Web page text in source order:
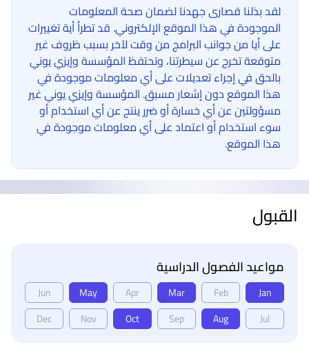
لقد بذلنا قصارى جهدنا لضمان صحة المعلومات
الموجودة في هذا الموقع الإلكتروني. قد تطرأ أية تغييرات
على أيا من جوانب البرامج من وقت لآخر بسبب ظروف غير
متوقعة تخرج عن سيطرتنا، وتحتفظ المؤسسة وإيزي يوني
بالحق في إجراء تعديلات على أي معلومات موجودة في
هذا الموقع دون إشعار مسبق. المؤسسة وإيزي يوني غير
مسؤولتين عن أي خسارة أو ضرر ينتج عن أي استخدام أو
سوء استخدام أو اعتماد على أي معلومات موجودة في
هذا الموقع.
القبول
مواعيد الفصول الدراسية
Jan
Feb
Mar
Apr
May
Jun
Jul
Aug
Sep
Oct
Nov
Dec